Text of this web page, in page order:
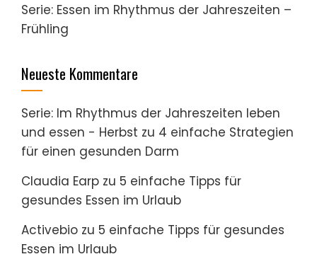
Serie: Essen im Rhythmus der Jahreszeiten –
Frühling
Neueste Kommentare
Serie: Im Rhythmus der Jahreszeiten leben
und essen - Herbst zu 4 einfache Strategien
für einen gesunden Darm
Claudia Earp zu 5 einfache Tipps für
gesundes Essen im Urlaub
Activebio zu 5 einfache Tipps für gesundes
Essen im Urlaub